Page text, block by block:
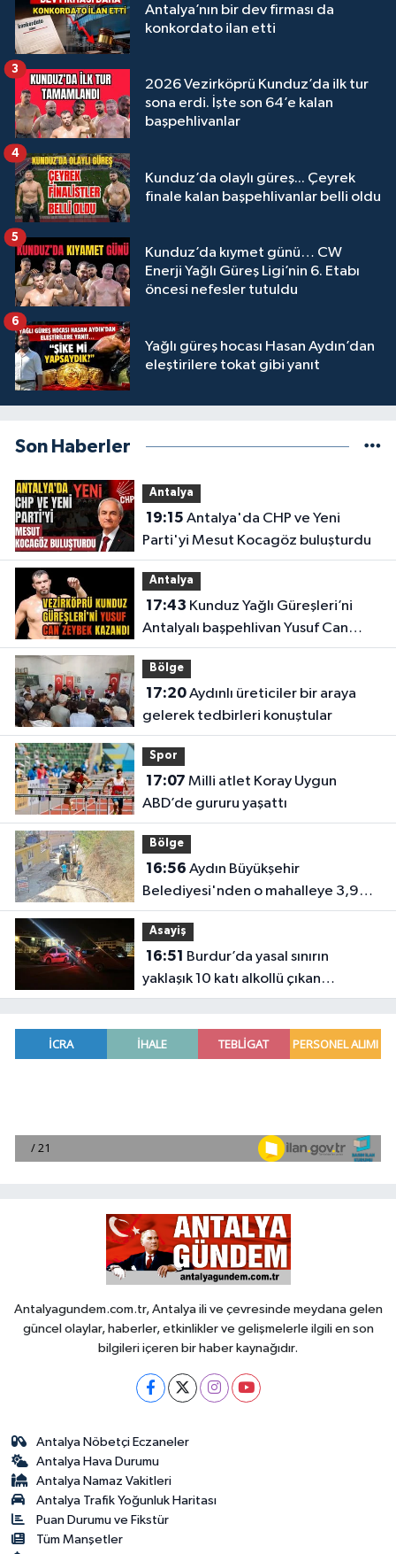
Antalya’nın bir dev firması da
konkordato ilan etti
2026 Vezirköprü Kunduz’da ilk tur
sona erdi. İşte son 64’e kalan
başpehlivanlar
3
Kunduz’da olaylı güreş... Çeyrek
finale kalan başpehlivanlar belli oldu
4
Kunduz’da kıymet günü… CW
Enerji Yağlı Güreş Ligi’nin 6. Etabı
öncesi nefesler tutuldu
5
Yağlı güreş hocası Hasan Aydın’dan
eleştirilere tokat gibi yanıt
6
Son Haberler
Antalya
19:15
Parti'yi Mesut Kocagöz buluşturdu
Antalya
17:43
Antalyalı başpehlivan Yusuf Can
Zeybek kazandı
Bölge
17:20Aydınlı üreticiler bir araya
gelerek tedbirleri konuştular
Spor
17:07
ABD’de gururu yaşattı
Bölge
16:56
Belediyesi'nden o mahalleye 3,9
milyon TL’lik yatırım
Asayiş
16:51
yaklaşık 10 katı alkollü çıkan
sürücüye büyük ceza
Antalyagundem.com.tr, Antalya ili ve çevresinde meydana gelen
güncel olaylar, haberler, etkinlikler ve gelişmelerle ilgili en son
bilgileri içeren bir haber kaynağıdır.
Antalya Nöbetçi Eczaneler
Antalya Hava Durumu
Antalya Namaz Vakitleri
Antalya Trafik Yoğunluk Haritası
Puan Durumu ve Fikstür
Tüm Manşetler